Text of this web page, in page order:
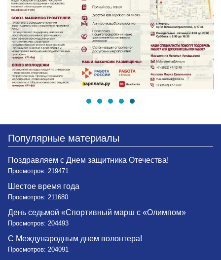
Популярные материалы
Поздравляем с Днем защитника Отечества!
Просмотров: 219471
Шестое время года
Просмотров: 211680
День седьмой «Спортивный марш с «Олимпом»
Просмотров: 204493
С Международным днем волонтера!
Просмотров: 204091